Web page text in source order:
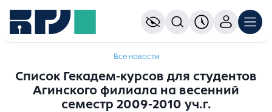
Все новости
Список Гекадем-курсов для студентов
Агинского филиала на весенний
семестр 2009-2010 уч.г.